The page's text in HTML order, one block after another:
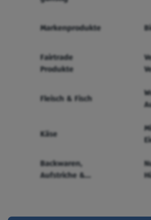
Markenprodukte
Fairtrade
Produkte
Fleisch & Fisch
Käse
Backwaren,
Aufstriche &